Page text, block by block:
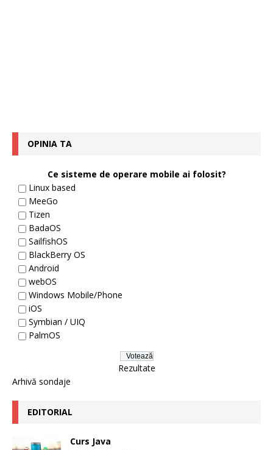
OPINIA TA
Ce sisteme de operare mobile ai folosit?
Linux based
MeeGo
Tizen
BadaOS
SailfishOS
BlackBerry OS
Android
webOS
Windows Mobile/Phone
iOS
Symbian / UIQ
PalmOS
Rezultate
Arhivă sondaje
EDITORIAL
Curs Java